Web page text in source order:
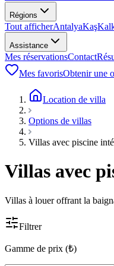
Régions
Tout afficherAntalyaKaş
Assistance
Mes réservationsContact
Mes favorisObtenir une
Location de villa
Options de villas
Villas avec piscine
Villas avec
Villas à louer offrant la
Filtrer
Gamme de prix (₺)